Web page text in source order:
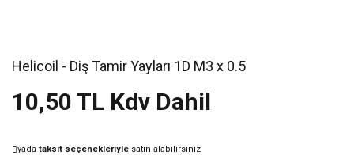
Helicoil - Diş Tamir Yayları 1D M3 x 0.5
10,50 TL Kdv Dahil
yada taksit seçenekleriyle satın alabilirsiniz